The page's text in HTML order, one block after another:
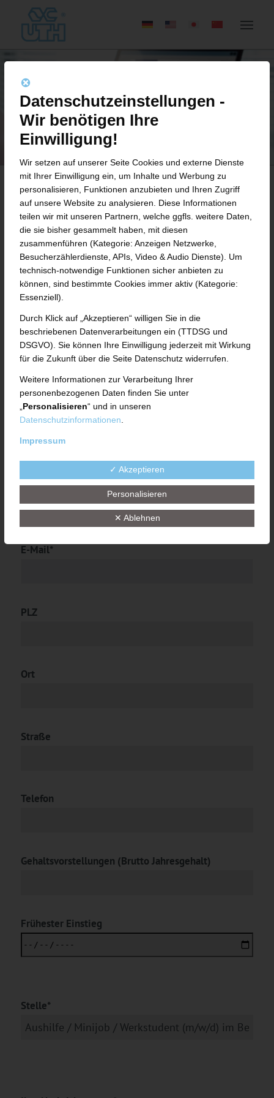
BEWERBUNGSFORMULAR
AUSHILFE / MINIJOB /
WERKSTUDENT IM BEREICH
VERFAHRENSTECHNIK
(M/W/D)
Bitte füllen Sie für Ihre Bewerbung das
Formular aus.
Anrede
Vorname*
Nachname*
E-Mail*
PLZ
Ort
Straße
Telefon
Gehaltsvorstellungen (Brutto Jahresgehalt)
Frühester Einstieg
Stelle*
Datenschutzeinstellungen -
Wir benötigen Ihre
Einwilligung!
Wir setzen auf unserer Seite Cookies und externe Dienste
mit Ihrer Einwilligung ein, um Inhalte und Werbung zu
personalisieren, Funktionen anzubieten und Ihren Zugriff
auf unsere Website zu analysieren. Diese Informationen
teilen wir mit unseren Partnern, welche ggfls. weitere Daten,
die sie bisher gesammelt haben, mit diesen
zusammenführen (Kategorie: Anzeigen Netzwerke,
Besucherzählerdienste, APIs, Video & Audio Dienste). Um
technisch-notwendige Funktionen sicher anbieten zu
können, sind bestimmte Cookies immer aktiv (Kategorie:
Essenziell).
Durch Klick auf „Akzeptieren“ willigen Sie in die
beschriebenen Datenverarbeitungen ein (TTDSG und
DSGVO). Sie können Ihre Einwilligung jederzeit mit Wirkung
für die Zukunft über die Seite Datenschutz widerrufen.
Weitere Informationen zur Verarbeitung Ihrer
personenbezogenen Daten finden Sie unter
„Personalisieren“ und in unseren
Datenschutzinformationen.
Impressum
✓ Akzeptieren
Personalisieren
✕ Ablehnen